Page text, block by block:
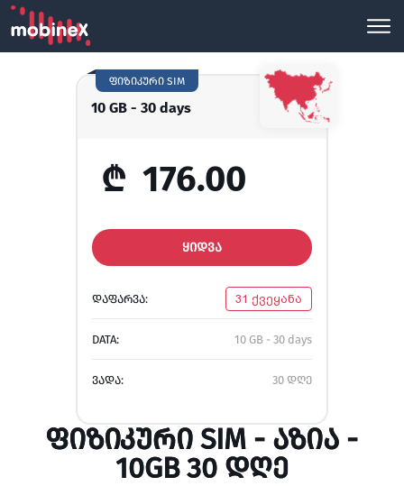
10 GB - 30 days
ფიზიკური SIM
₾ 176.00
ᲧᲘᲓᲕᲐ
ᲓᲐᲤᲐᲠᲕᲐ: 31 ქვეყანა
DATA: 10 GB - 30 days
ᲕᲐᲓᲐ: 30 დღე
ᲤᲘᲖᲘᲙᲣᲠᲘ SIM - ᲐᲖᲘᲐ -
10GB 30 ᲓᲦᲔ